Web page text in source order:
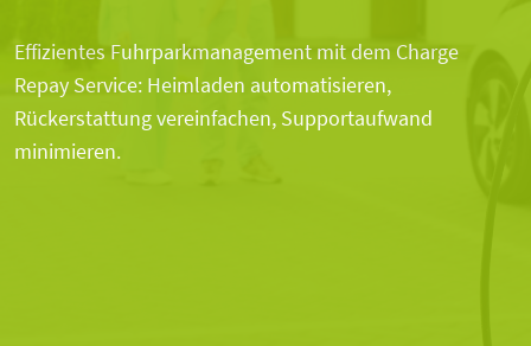
Effizientes Fuhrparkmanagement mit dem Charge
Repay Service: Heimladen automatisieren,
Rückerstattung vereinfachen, Supportaufwand
minimieren.